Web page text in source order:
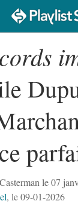
le 07
, le 09-01-2026